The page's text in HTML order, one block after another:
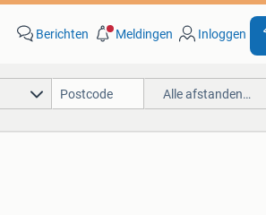
Berichten Meldingen Inloggen
Alle afstanden…